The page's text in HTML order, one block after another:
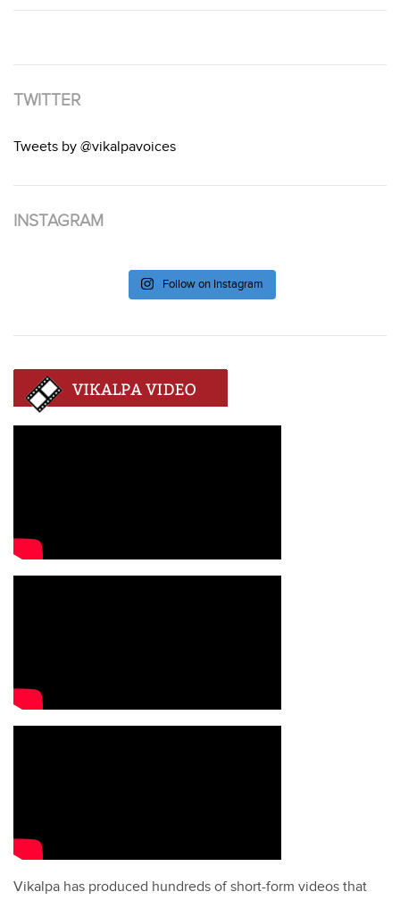
TWITTER
Tweets by @vikalpavoices
INSTAGRAM
Follow on Instagram
Vikalpa has produced hundreds of short-form videos that